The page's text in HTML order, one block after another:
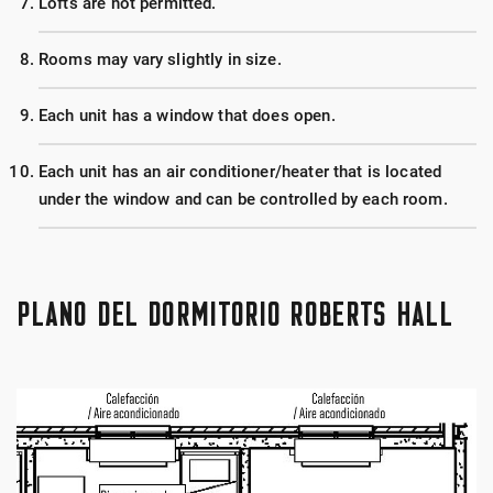
Rooms may vary slightly in size.
Each unit has a window that does open.
Each unit has an air conditioner/heater that is located
under the window and can be controlled by each room.
PLANO DEL DORMITORIO ROBERTS HALL